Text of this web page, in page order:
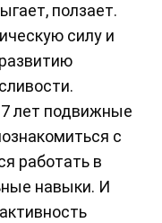
ползает.
силу и
лет подвижные
с
работать в
навыки. И